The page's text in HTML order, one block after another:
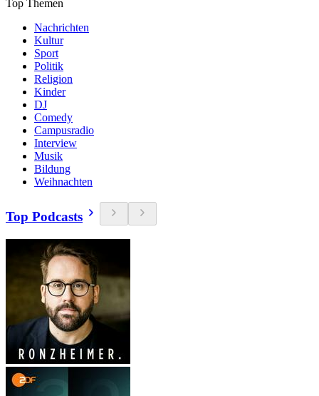
Top Themen
Nachrichten
Kultur
Sport
Politik
Religion
Kinder
DJ
Comedy
Campusradio
Interview
Musik
Bildung
Weihnachten
Top Podcasts